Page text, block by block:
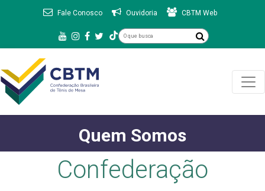
Fale Conosco Ouvidoria CBTM Web
Quem Somos
Confederação